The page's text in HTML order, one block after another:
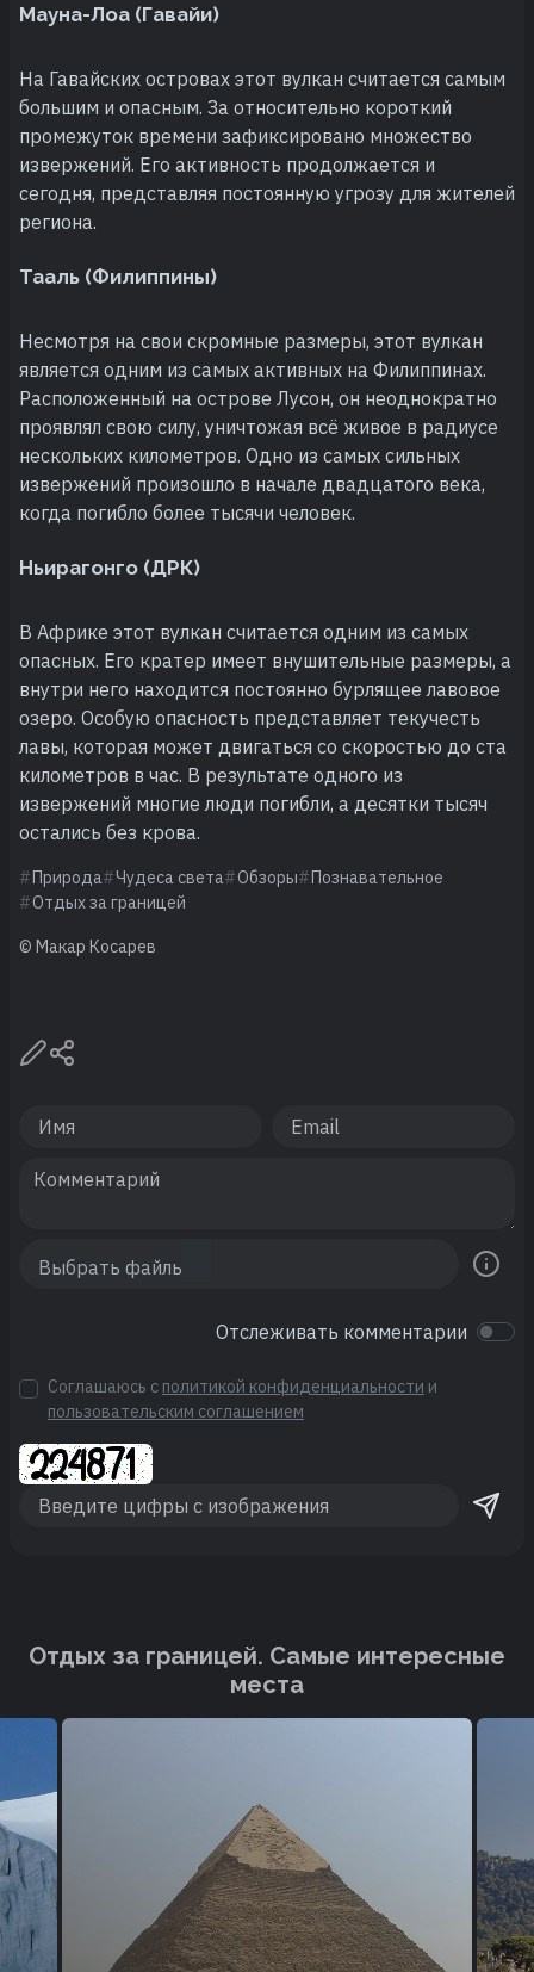
Мауна-Лоа (Гавайи)
На Гавайских островах этот вулкан считается самым
большим и опасным. За относительно короткий
промежуток времени зафиксировано множество
извержений. Его активность продолжается и
сегодня, представляя постоянную угрозу для жителей
региона.
Тааль (Филиппины)
Несмотря на свои скромные размеры, этот вулкан
является одним из самых активных на Филиппинах.
Расположенный на острове Лусон, он неоднократно
проявлял свою силу, уничтожая всё живое в радиусе
нескольких километров. Одно из самых сильных
извержений произошло в начале двадцатого века,
когда погибло более тысячи человек.
Ньирагонго (ДРК)
В Африке этот вулкан считается одним из самых
опасных. Его кратер имеет внушительные размеры, а
внутри него находится постоянно бурлящее лавовое
озеро. Особую опасность представляет текучесть
лавы, которая может двигаться со скоростью до ста
километров в час. В результате одного из
извержений многие люди погибли, а десятки тысяч
остались без крова.
Природа Чудеса света Обзоры
Познавательное
Отдых за границей
© Макар Косарев
Отслеживать комментарии
Соглашаюсь с политикой конфиденциальности и
пользовательским соглашением
Отдых за границей. Cамые интересные
места